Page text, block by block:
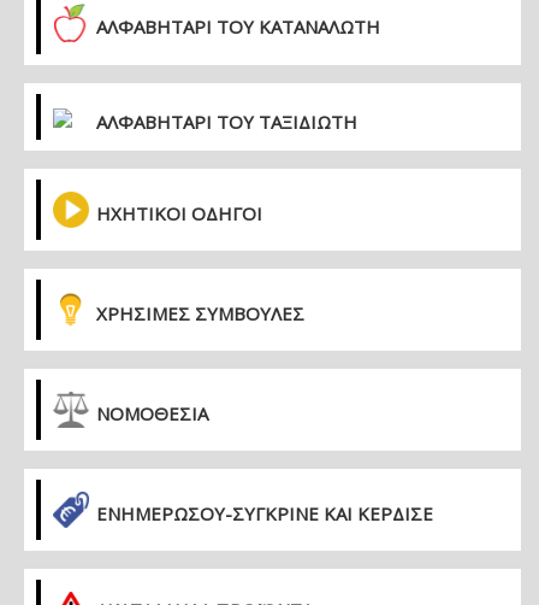
ΑΛΦΑΒΗΤΑΡΙ ΤΟΥ ΚΑΤΑΝΑΛΩΤΗ
ΑΛΦΑΒΗΤΑΡΙ ΤΟΥ ΤΑΞΙΔΙΩΤΗ
ΗΧΗΤΙΚΟΙ ΟΔΗΓΟΙ
ΧΡΗΣΙΜΕΣ ΣΥΜΒΟΥΛΕΣ
ΝΟΜΟΘΕΣΙΑ
ΕΝΗΜΕΡΏΣΟΥ-ΣΎΓΚΡΙΝΕ ΚΑΙ ΚΈΡΔΙΣΕ